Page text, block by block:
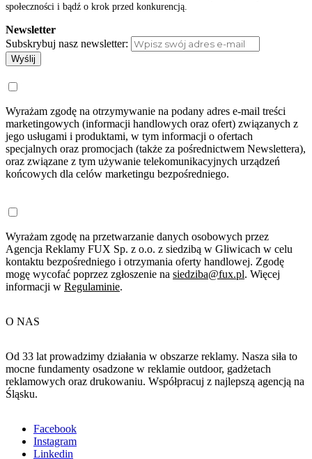
społeczności i bądź o krok przed konkurencją.
Newsletter
Subskrybuj nasz newsletter:
Wyślij
Wyrażam zgodę na otrzymywanie na podany adres e-mail treści
marketingowych (informacji handlowych oraz ofert) związanych z
jego usługami i produktami, w tym informacji o ofertach
specjalnych oraz promocjach (także za pośrednictwem Newslettera),
oraz związane z tym używanie telekomunikacyjnych urządzeń
końcowych dla celów marketingu bezpośredniego.
Wyrażam zgodę na przetwarzanie danych osobowych przez
Agencja Reklamy FUX Sp. z o.o. z siedzibą w Gliwicach w celu
kontaktu bezpośredniego i otrzymania oferty handlowej. Zgodę
mogę wycofać poprzez zgłoszenie na siedziba@fux.pl. Więcej
informacji w Regulaminie.
O NAS
Od 33 lat prowadzimy działania w obszarze reklamy. Nasza siła to
mocne fundamenty osadzone w reklamie outdoor, gadżetach
reklamowych oraz drukowaniu. Współpracuj z najlepszą agencją na
Śląsku.
Facebook
Instagram
Linkedin